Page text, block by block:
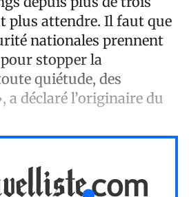
plus attendre. Il faut que
nationales prennent
stopper la
quiétude, des
a déclaré l’originaire du